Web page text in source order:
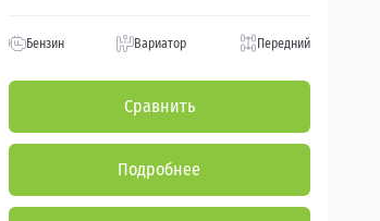
Бензин Вариатор Передний
Сравнить
Подробнее